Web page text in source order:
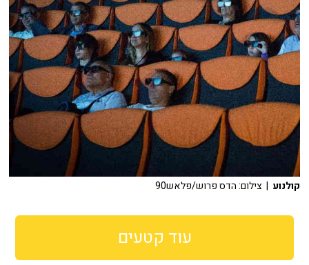
קולנוע | צילום: הדס פרוש/פלאש90
עוד קטעים